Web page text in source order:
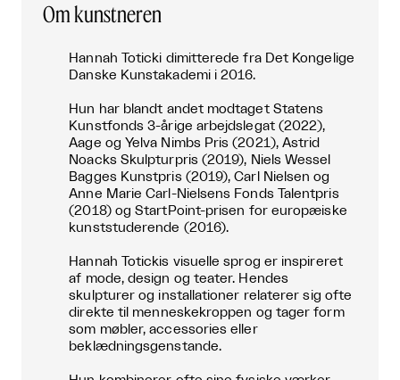
Om kunstneren
Hannah Toticki dimitterede fra Det Kongelige
Danske Kunstakademi i 2016.
Hun har blandt andet modtaget Statens
Kunstfonds 3-årige arbejdslegat (2022),
Aage og Yelva Nimbs Pris (2021), Astrid
Noacks Skulpturpris (2019), Niels Wessel
Bagges Kunstpris (2019), Carl Nielsen og
Anne Marie Carl-Nielsens Fonds Talentpris
(2018) og StartPoint-prisen for europæiske
kunststuderende (2016).
Hannah Totickis visuelle sprog er inspireret
af mode, design og teater. Hendes
skulpturer og installationer relaterer sig ofte
direkte til menneskekroppen og tager form
som møbler, accessories eller
beklædningsgenstande.